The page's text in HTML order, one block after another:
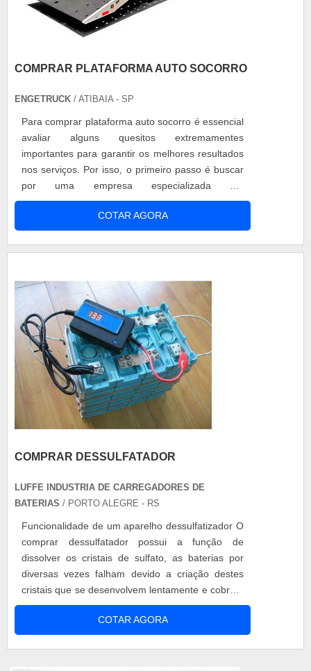
COMPRAR PLATAFORMA AUTO SOCORRO
ENGETRUCK / ATIBAIA - SP
Para comprar plataforma auto socorro é essencial
avaliar alguns quesitos extremamentes
importantes para garantir os melhores resultados
nos serviços. Por isso, o primeiro passo é buscar
por uma empresa especializada em
equipamentos para resgate e transporte de
veículos. Existem vários modelos disponíveis de
plataformas que são específicos para cada
veículos ...
COTAR AGORA
COMPRAR DESSULFATADOR
LUFFE INDUSTRIA DE CARREGADORES DE
BATERIAS / PORTO ALEGRE - RS
Funcionalidade de um aparelho dessulfatizador O
comprar dessulfatador possui a função de
dissolver os cristais de sulfato, as baterias por
diversas vezes falham devido a criação destes
cristais que se desenvolvem lentamente e cobrem
as placas da bateria, forma-se um crosta ao seu
redor, reduzindo assim o contato com a solução
da bateria. Este processo é conhecido como
COTAR AGORA